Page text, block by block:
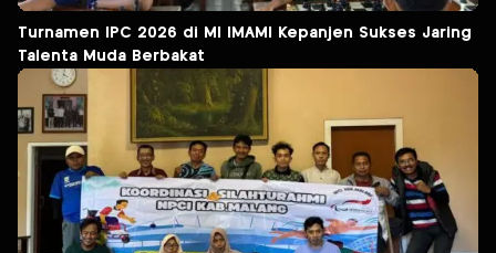
Turnamen IPC 2026 di MI IMAMI Kepanjen Sukses Jaring
Talenta Muda Berbakat